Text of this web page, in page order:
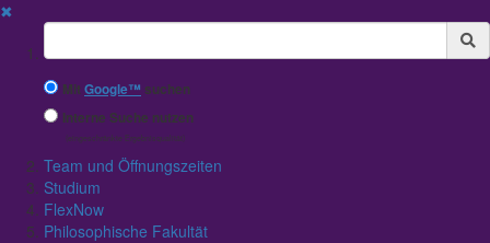
✖
Suchbegriff
MitGoogle™ suchen
Interne Suche nutzen
(eingeschränkte Ergebnisqualität)
Team und Öffnungszeiten
Studium
FlexNow
Philosophische Fakultät